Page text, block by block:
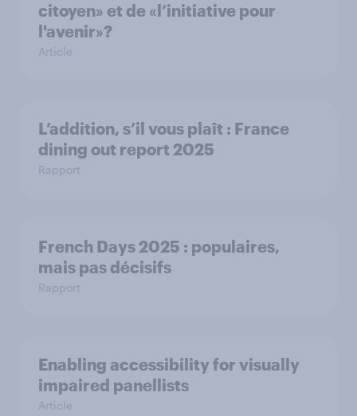
citoyen» et de «l’initiative pour
l'avenir»?
Article
L’addition, s’il vous plaît : France
dining out report 2025​
Rapport
French Days 2025 : populaires,
mais pas décisifs
Rapport
Enabling accessibility for visually
impaired panellists
Article